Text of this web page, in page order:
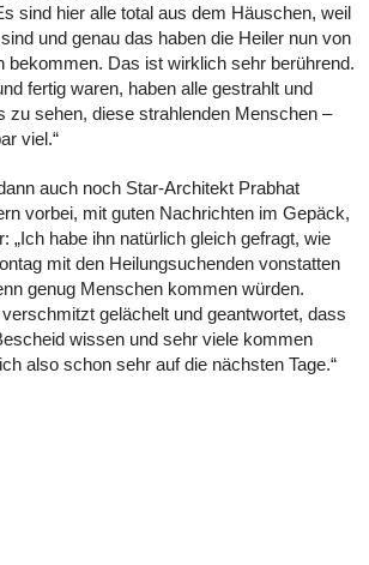
sind hier alle total aus dem Häuschen, weil
und genau das haben die Heiler nun von
bekommen. Das ist wirklich sehr berührend.
fertig waren, haben alle gestrahlt und
zu sehen, diese strahlenden Menschen –
viel.“
auch noch Star-Architekt Prabhat
vorbei, mit guten Nachrichten im Gepäck,
„Ich habe ihn natürlich gleich gefragt, wie
mit den Heilungsuchenden vonstatten
genug Menschen kommen würden.
gelächelt und geantwortet, dass
wissen und sehr viele kommen
also schon sehr auf die nächsten Tage.“